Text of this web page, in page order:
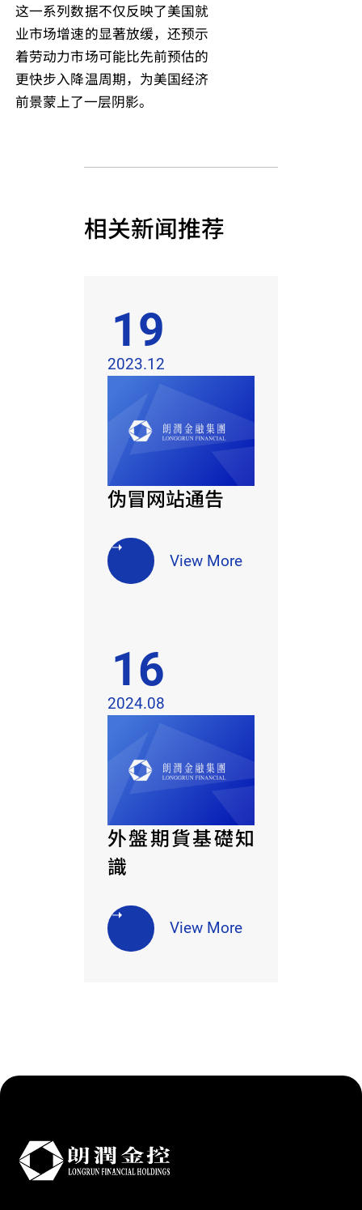
这一系列数据不仅反映了美国就
业市场增速的显著放缓，还预示
着劳动力市场可能比先前预估的
更快步入降温周期，为美国经济
前景蒙上了一层阴影。
相关新闻推荐
伪冒网站通告
View More
19
2023.12
外盤期貨基礎知
識
View More
16
2024.08